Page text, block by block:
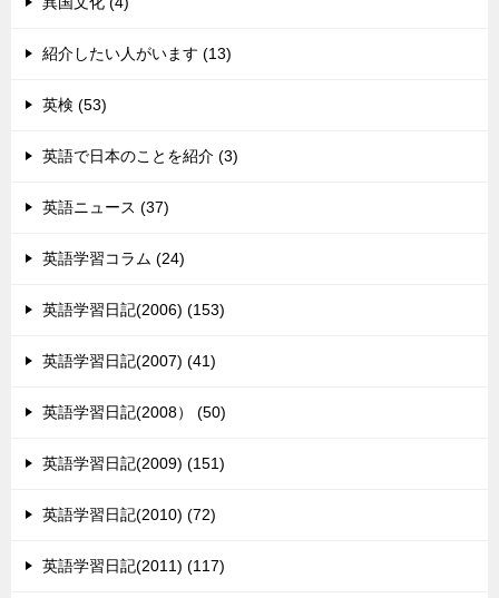
紹介したい人がいます (13)
英検 (53)
英語で日本のことを紹介 (3)
英語ニュース (37)
英語学習コラム (24)
英語学習日記(2006) (153)
英語学習日記(2007) (41)
英語学習日記(2008） (50)
英語学習日記(2009) (151)
英語学習日記(2010) (72)
英語学習日記(2011) (117)